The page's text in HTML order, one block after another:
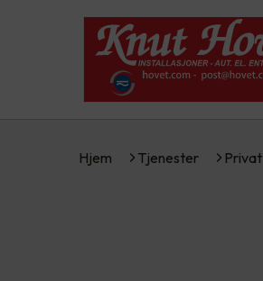
Hjem Tjenester Privat